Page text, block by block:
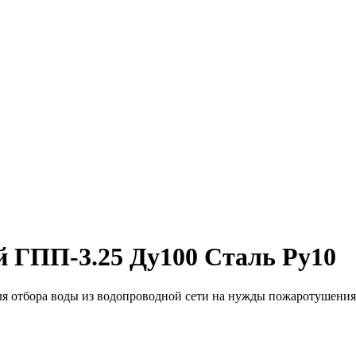
ГПП-3.25 Ду100 Сталь Ру10
отбора воды из водопроводной сети на нужды